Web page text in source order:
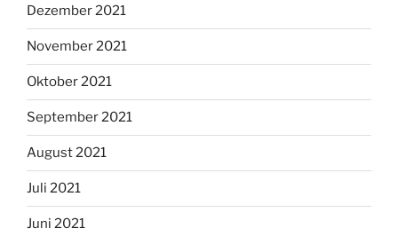
Dezember 2021
November 2021
Oktober 2021
September 2021
August 2021
Juli 2021
Juni 2021